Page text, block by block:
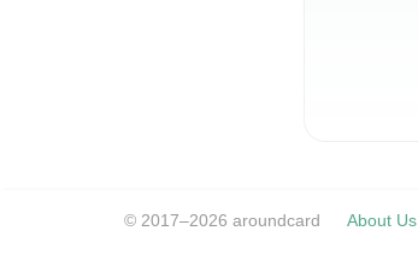
© 2017–2026 aroundcard About Us